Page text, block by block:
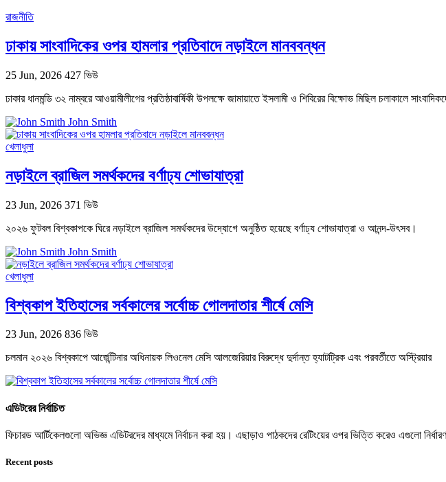
রাজনীতি
ঢাকায় সাংবাদিকের ওপর হামলার প্রতিবাদে নড়াইলে মানববন্ধন
25 Jun, 2026 427 ভিউ
ঢাকার ধানমন্ডি ৩২ নাম্বরে আওয়ামীলীগের প্রতিষ্ঠাবার্ষিকী উপলক্ষে জামায়াতে ইসলামী ও শিবিরের বিক্ষোভ মিছিল চলাকালে
John Smith
খেলাধুলা
নড়াইলে ব্রাজিল সমর্থকদের বর্ণাঢ্য শোভাযাত্রা
23 Jun, 2026 371 ভিউ
২০২৬ ফুটবল বিশ্বকাপকে ঘিরে নড়াইলে ব্রাজিল সমর্থকদের উদ্যোগে অনুষ্ঠিত হয়েছে বর্ণাঢ্য শোভাযাত্রা ও আনন্দ-উৎসব।
John Smith
খেলাধুলা
বিশ্বকাপ ইতিহাসের সর্বকালের সর্বোচ্চ গোলদাতার শীর্ষে মেসি
23 Jun, 2026 836 ভিউ
চলমান ২০২৬ বিশ্বকাপে আর্জেন্টিনার অধিনায়ক লিওনেল মেসি আলজেরিয়ার বিরুদ্ধে দুর্দান্ত হ্যাটট্রিক এবং পরবর্তীতে অস্ট্রিয়ার
এডিটরের নির্বাচিত
ফিচারড আর্টিকেলগুলো অভিজ্ঞ এডিটরদের মাধ্যমে নির্বাচন করা হয়। এছাড়াও পাঠকদের রেটিংয়ের ওপর ভিত্তি করেও এগুলো
Recent posts